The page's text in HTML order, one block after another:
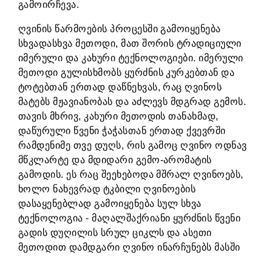
გამოირჩევა.
ღვინის წარმოების პროცესში გამოიყენება
სხვადასხვა მეთოდი, მათ შორის ტრადიციული
იმერული და კახური ტექნოლოგიები. იმერული
მეთოდი გულისხმობს ყურძნის კურკებთან და
ტოტებთან ერთად დაწნეხვას, რაც ღვინოს
მატებს მჟავიანობას და აძლევს მდგრად გემოს.
თავის მხრივ, კახური მეთოდის თანახმად,
დაწურული წვენი ჭაჭასთან ერთად ქვევრში
რამდენიმე თვე დუღს, რის გამოც ღვინო ოდნავ
მწკლარტე და მდიდარი გემო-არომატის
გამოდის. ეს რაც შეეხებოდა მშრალ ღვინოებს,
ხოლო ნახევრად ტკბილი ღვინოების
დასაყენებლად გამოიყენება სულ სხვა
ტექნოლოგია - მაღალშაქრიანი ყურძნის წვენი
გადის დუღილის სრულ ციკლს და ასეთი
მეთოდით დამდგარი ღვინო ინარჩუნებს მასში